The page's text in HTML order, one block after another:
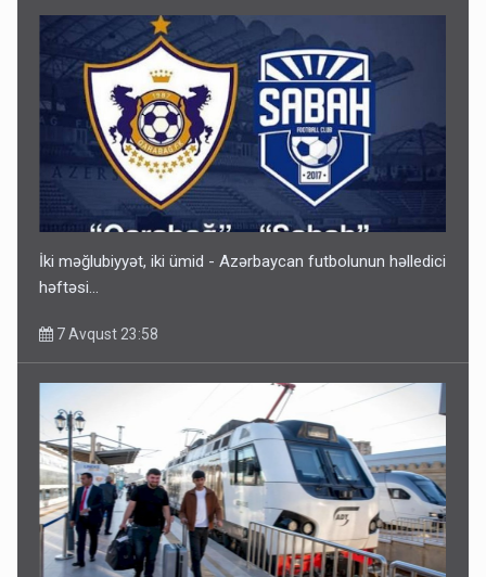
Gedişi var, dönüşü yox: Bakı-Tbilisi-Bakı qatarına bilet
satışından böyük narazılıq
Geri çağırılan səfir Abel Məhərrəmovun oğludur - DOSYE
7 Avqust 14:07
İki məğlubiyyət, iki ümid - Azərbaycan futbolunun həlledici
həftəsi...
7 Avqust 23:58